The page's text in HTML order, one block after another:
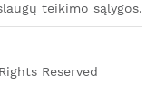
teikimo sąlygos.
Reserved